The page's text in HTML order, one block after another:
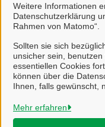
Weitere Informationen
Datenschutzerklärung
Rahmen von Matomo“.
Sollten sie sich
unsicher sein,
essentiellen Cookies
können über die
Ihnen, falls gewünscht,
Mehr erfahren
Weitere
Stadt
Alle Rechte